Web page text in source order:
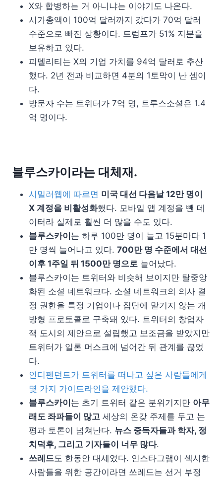
X와 합병하는 거 아니냐는 이야기도 나온다.
시가총액이 100억 달러까지 갔다가 70억 달러
수준으로 빠진 상황이다. 트럼프가 51% 지분을
보유하고 있다.
피델리티는 X의 기업 가치를 94억 달러로 추산
했다. 2년 전과 비교하면 4분의 1토막이 난 셈이
다.
방문자 수는 트위터가 7억 명, 트루스소셜은 1.4
억 명이다.
블루스카이라는 대체재.
시밀러웹에 따르면 미국 대선 다음날 12만 명이
X 계정을 비활성화했다. 모바일 앱 계정을 뺀 데
이터라 실제로 훨씬 더 많을 수도 있다.
블루스카이는 하루 100만 명이 늘고 15분마다 1
만 명씩 늘어나고 있다. 700만 명 수준에서 대선
이후 1주일 뒤 1500만 명으로 늘어났다.
블루스카이는 트위터와 비슷해 보이지만 탈중앙
화된 소셜 네트워크다. 소셜 네트워크의 의사 결
정 권한을 특정 기업이나 집단에 맡기지 않는 개
방형 프로토콜로 구축돼 있다. 트위터의 창업자
잭 도시의 제안으로 설립했고 보조금을 받았지만
트위터가 일론 머스크에 넘어간 뒤 관계를 끊었
다.
인디펜던트가 트위터를 떠나고 싶은 사람들에게
몇 가지 가이드라인을 제안했다.
블루스카이는 초기 트위터 같은 분위기지만 아무
래도 좌파들이 많고 세상의 온갖 주제를 두고 논
평과 토론이 넘쳐난다. 뉴스 중독자들과 학자, 정
치덕후, 그리고 기자들이 너무 많다.
쓰레드도 한동안 대세였다. 인스타그램이 섹시한
사람들을 위한 공간이라면 쓰레드는 선거 부정